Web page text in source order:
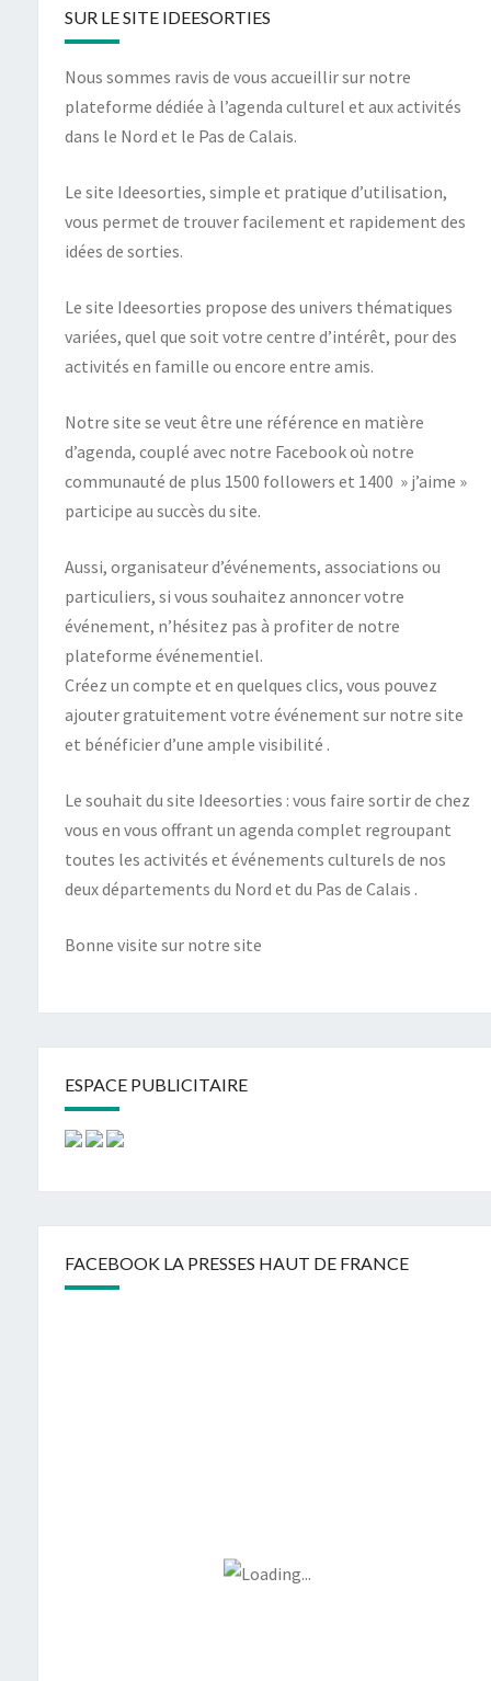
SUR LE SITE IDEESORTIES
Nous sommes ravis de vous accueillir sur notre
plateforme dédiée à l’agenda culturel et aux activités
dans le Nord et le Pas de Calais.
Le site Ideesorties, simple et pratique d’utilisation,
vous permet de trouver facilement et rapidement des
idées de sorties.
Le site Ideesorties propose des univers thématiques
variées, quel que soit votre centre d’intérêt, pour des
activités en famille ou encore entre amis.
Notre site se veut être une référence en matière
d’agenda, couplé avec notre Facebook où notre
communauté de plus 1500 followers et 1400 » j’aime »
participe au succès du site.
Aussi, organisateur d’événements, associations ou
particuliers, si vous souhaitez annoncer votre
événement, n’hésitez pas à profiter de notre
plateforme événementiel.
Créez un compte et en quelques clics, vous pouvez
ajouter gratuitement votre événement sur notre site
et bénéficier d’une ample visibilité .
Le souhait du site Ideesorties : vous faire sortir de chez
vous en vous offrant un agenda complet regroupant
toutes les activités et événements culturels de nos
deux départements du Nord et du Pas de Calais .
Bonne visite sur notre site
ESPACE PUBLICITAIRE
FACEBOOK LA PRESSES HAUT DE FRANCE